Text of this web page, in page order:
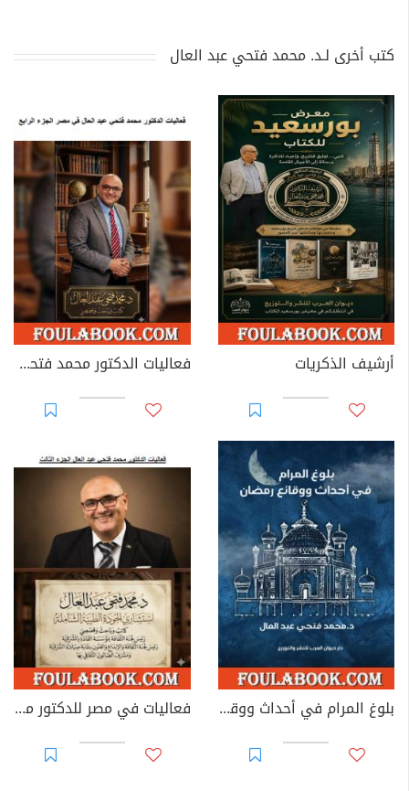
كتب أخرى لـد. محمد فتحي عبد العال
أرشيف الذكريات فعاليات الدكتور محمد فتحي عبد العال في مصر - الجزء الرابع
بلوغ المرام في أحداث ووقائع رمضان فعاليات في مصر للدكتور محمد فتحي عبد العال - الجزء الثالث